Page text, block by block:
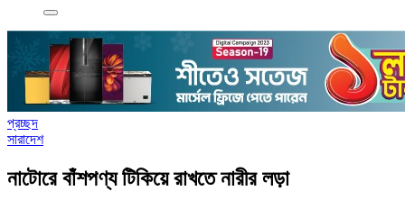
প্রচ্ছদ
সারাদেশ
নাটোরে বাঁশপণ্য টিকিয়ে রাখতে নারীর লড়া